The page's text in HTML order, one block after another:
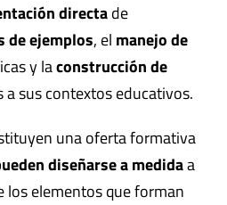
directade
de ejemplos, el manejo de
y laconstrucción de
a sus contextos educativos.
una oferta formativa
diseñarse a medidaa
los elementos que forman